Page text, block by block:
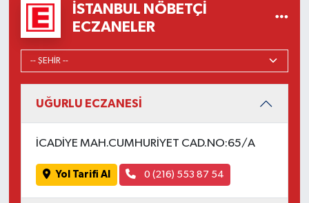
İSTANBUL NÖBETÇI
ECZANELER
UĞURLU ECZANESİ
İCADİYE MAH.CUMHURİYET CAD.NO:65/A
Yol Tarifi Al 0 (216) 553 87 54